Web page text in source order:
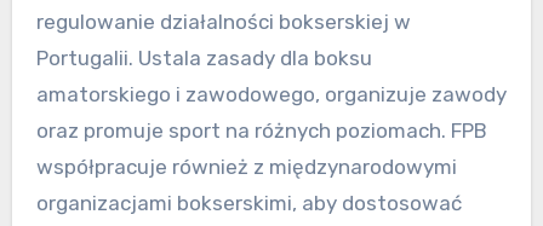
regulowanie działalności bokserskiej w
Portugalii. Ustala zasady dla boksu
amatorskiego i zawodowego, organizuje zawody
oraz promuje sport na różnych poziomach. FPB
współpracuje również z międzynarodowymi
organizacjami bokserskimi, aby dostosować